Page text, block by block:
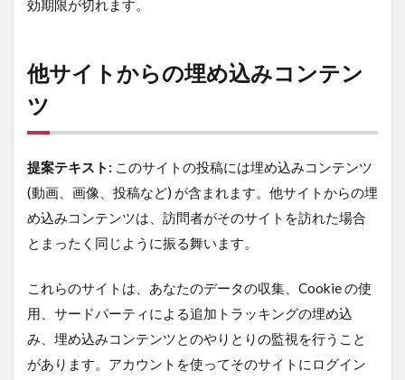
効期限が切れます。
他サイトからの埋め込みコンテン
ツ
提案テキスト: このサイトの投稿には埋め込みコンテンツ
(動画、画像、投稿など) が含まれます。他サイトからの埋
め込みコンテンツは、訪問者がそのサイトを訪れた場合
とまったく同じように振る舞います。
これらのサイトは、あなたのデータの収集、Cookie の使
用、サードパーティによる追加トラッキングの埋め込
み、埋め込みコンテンツとのやりとりの監視を行うこと
があります。アカウントを使ってそのサイトにログイン